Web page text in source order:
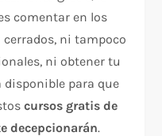
comentar en los
cerrados, ni tampoco
ni obtener tu
disponible para que
cursos gratis de
decepcionarán.